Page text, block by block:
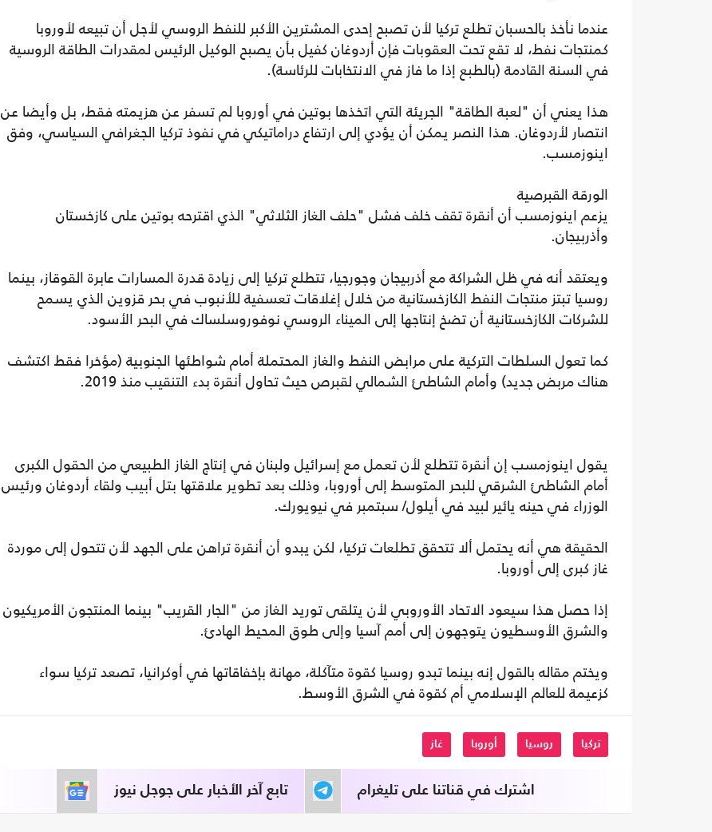
عندما نأخذ بالحسبان تطلع تركيا لأن تصبح إحدى المشترين الأكبر للنفط الروسي لأجل أن تبيعه لأوروبا
كمنتجات نفط، لا تقع تحت العقوبات فإن أردوغان كفيل بأن يصبح الوكيل الرئيس لمقدرات الطاقة الروسية
في السنة القادمة (بالطبع إذا ما فاز في الانتخابات للرئاسة).
هذا يعني أن "لعبة الطاقة" الجريئة التي اتخذها بوتين في أوروبا لم تسفر عن هزيمته فقط، بل وأيضا عن
انتصار لأردوغان. هذا النصر يمكن أن يؤدي إلى ارتفاع دراماتيكي في نفوذ تركيا الجغرافي السياسي، وفق
اينوزمسب.
الورقة القبرصية
يزعم اينوزمسب أن أنقرة تقف خلف فشل "حلف الغاز الثلاثي" الذي اقترحه بوتين على كازخستان
وأذربيجان.
ويعتقد أنه في ظل الشراكة مع أذربيجان وجورجيا، تتطلع تركيا إلى زيادة قدرة المسارات عابرة القوقاز، بينما
روسيا تبتز منتجات النفط الكازخستانية من خلال إغلاقات تعسفية للأنبوب في بحر قزوين الذي يسمح
للشركات الكازخستانية أن تضخ إنتاجها إلى الميناء الروسي نوفوروسلساك في البحر الأسود.
كما تعول السلطات التركية على مرابض النفط والغاز المحتملة أمام شواطئها الجنوبية (مؤخرا فقط اكتشف
هناك مربض جديد) وأمام الشاطئ الشمالي لقبرص حيث تحاول أنقرة بدء التنقيب منذ 2019.
يقول اينوزمسب إن أنقرة تتطلع لأن تعمل مع إسرائيل ولبنان في إنتاج الغاز الطبيعي من الحقول الكبرى
أمام الشاطئ الشرقي للبحر المتوسط إلى أوروبا، وذلك بعد تطوير علاقتها بتل أبيب ولقاء أردوغان ورئيس
الوزراء في حينه يائير لبيد في أيلول/ سبتمبر في نيويورك.
الحقيقة هي أنه يحتمل ألا تتحقق تطلعات تركيا، لكن يبدو أن أنقرة تراهن على الجهد لأن تتحول إلى موردة
غاز كبرى إلى أوروبا.
إذا حصل هذا سيعود الاتحاد الأوروبي لأن يتلقى توريد الغاز من "الجار القريب" بينما المنتجون الأمريكيون
والشرق الأوسطيون يتوجهون إلى أمم آسيا وإلى طوق المحيط الهادئ.
ويختم مقاله بالقول إنه بينما تبدو روسيا كقوة متآكلة، مهانة بإخفاقاتها في أوكرانيا، تصعد تركيا سواء
كزعيمة للعالم الإسلامي أم كقوة في الشرق الأوسط.
تركيا روسيا أوروبا غاز
تابع آخر الأخبار على جوجل نيوز اشترك في قناتنا على تليغرام